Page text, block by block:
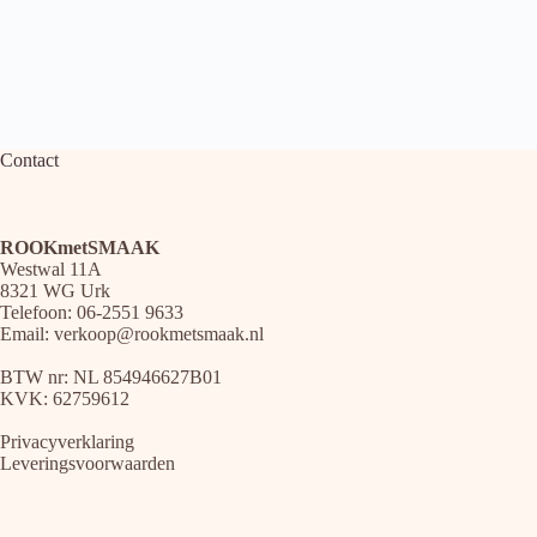
Contact
ROOKmetSMAAK
Westwal 11A
8321 WG Urk
Telefoon: 06-2551 9633
Email: verkoop@rookmetsmaak.nl
BTW nr: NL 854946627B01
KVK: 62759612
Privacyverklaring
Leveringsvoorwaarden